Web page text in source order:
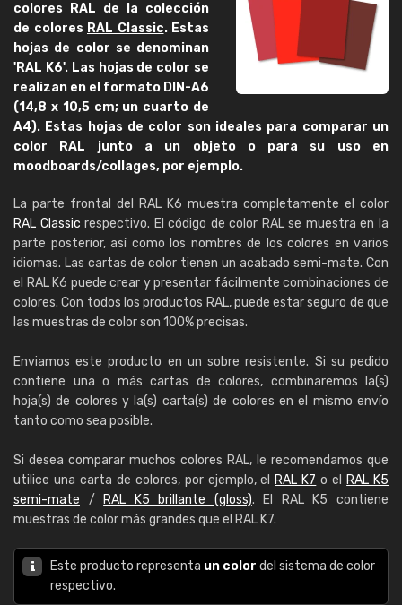
colores RAL de la colección
de colores RAL Classic. Estas
hojas de color se denominan
'RAL K6'. Las hojas de color se
realizan en el formato DIN-A6
(14,8 x 10,5 cm; un cuarto de
A4). Estas hojas de color son ideales para comparar un
color RAL junto a un objeto o para su uso en
moodboards/collages, por ejemplo.
La parte frontal del RAL K6 muestra completamente el color
RAL Classic respectivo. El código de color RAL se muestra en la
parte posterior, así como los nombres de los colores en varios
idiomas. Las cartas de color tienen un acabado semi-mate. Con
el RAL K6 puede crear y presentar fácilmente combinaciones de
colores. Con todos los productos RAL, puede estar seguro de que
las muestras de color son 100% precisas.
Enviamos este producto en un sobre resistente. Si su pedido
contiene una o más cartas de colores, combinaremos la(s)
hoja(s) de colores y la(s) carta(s) de colores en el mismo envío
tanto como sea posible.
Si desea comparar muchos colores RAL, le recomendamos que
utilice una carta de colores, por ejemplo, el RAL K7 o el
RAL K5
semi-mate / RAL K5 brillante (gloss). El RAL K5 contiene
muestras de color más grandes que el RAL K7.
Este producto representa un color del sistema de color
respectivo.